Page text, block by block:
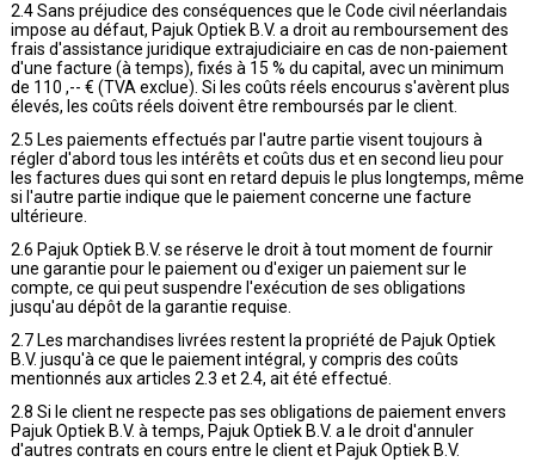
2.4 Sans préjudice des conséquences que le Code civil néerlandais
impose au défaut, Pajuk Optiek B.V. a droit au remboursement des
frais d'assistance juridique extrajudiciaire en cas de non-paiement
d'une facture (à temps), fixés à 15 % du capital, avec un minimum
de 110 ,-- € (TVA exclue). Si les coûts réels encourus s'avèrent plus
élevés, les coûts réels doivent être remboursés par le client.
2.5 Les paiements effectués par l'autre partie visent toujours à
régler d'abord tous les intérêts et coûts dus et en second lieu pour
les factures dues qui sont en retard depuis le plus longtemps, même
si l'autre partie indique que le paiement concerne une facture
ultérieure.
2.6 Pajuk Optiek B.V. se réserve le droit à tout moment de fournir
une garantie pour le paiement ou d'exiger un paiement sur le
compte, ce qui peut suspendre l'exécution de ses obligations
jusqu'au dépôt de la garantie requise.
2.7 Les marchandises livrées restent la propriété de Pajuk Optiek
B.V. jusqu'à ce que le paiement intégral, y compris des coûts
mentionnés aux articles 2.3 et 2.4, ait été effectué.
2.8 Si le client ne respecte pas ses obligations de paiement envers
Pajuk Optiek B.V. à temps, Pajuk Optiek B.V. a le droit d'annuler
d'autres contrats en cours entre le client et Pajuk Optiek B.V.